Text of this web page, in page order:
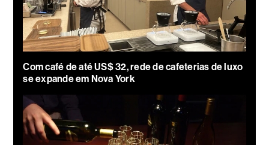
Com café de até US$ 32, rede de cafeterias de luxo
se expande em Nova York